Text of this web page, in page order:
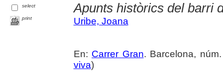
select
print
Apunts històrics del barri
Uribe, Joana
En: Carrer Gran. Barcelona,
viva)